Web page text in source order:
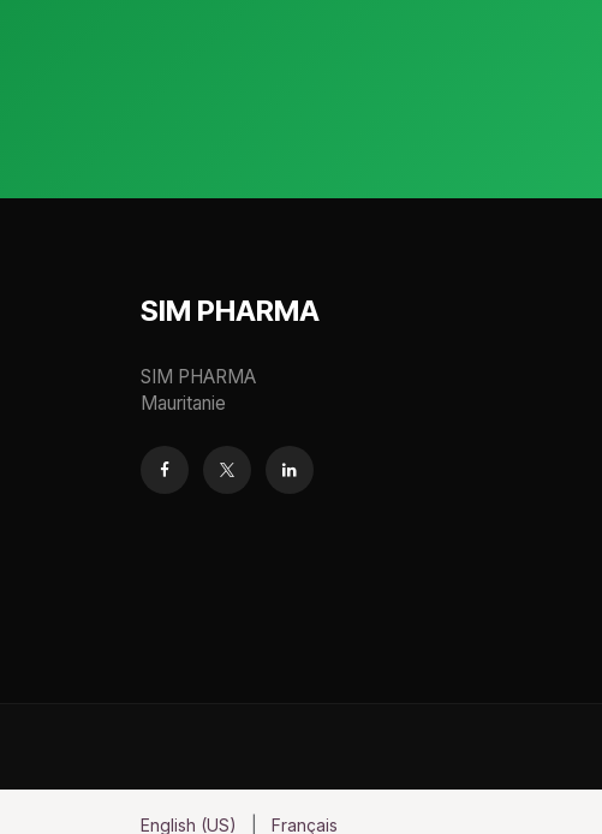
SIM PHARMA
SIM PHARMA
Mauritanie
English (US) Français